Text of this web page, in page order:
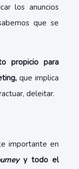
los anuncios
que se
propicio para
que implica
deleitar.
importante en
y todo el